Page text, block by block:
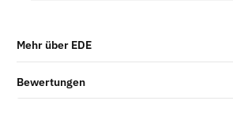
Mehr über EDE
Bewertungen